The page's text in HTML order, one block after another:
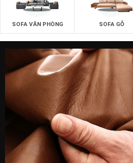
SOFA VĂN PHÒNG SOFA GỖ